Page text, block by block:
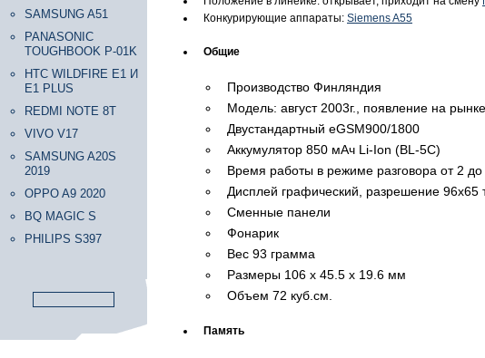
SAMSUNG A51
PANASONIC
TOUGHBOOK P-01K
HTC WILDFIRE E1 И
E1 PLUS
REDMI NOTE 8T
VIVO V17
SAMSUNG A20S
2019
OPPO A9 2020
BQ MAGIC S
PHILIPS S397
Конкурирующие аппараты: Siemens A55
Общие
Производство Финляндия
Модель: август 2003г., появление на
Двустандартный eGSM900/1800
Аккумулятор 850 мАч Li-Ion (BL-5C)
Время работы в режиме разговора от 2
Дисплей графический, разрешение 96х65
Сменные панели
Фонарик
Вес 93 грамма
Размеры 106 x 45.5 x 19.6 мм
Объем 72 куб.см.
Память